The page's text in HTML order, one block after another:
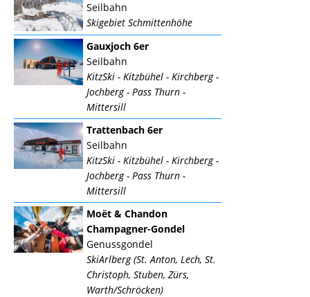
Seilbahn
Skigebiet Schmittenhöhe
Gauxjoch 6er
Seilbahn
KitzSki - Kitzbühel - Kirchberg -
Jochberg - Pass Thurn -
Mittersill
Trattenbach 6er
Seilbahn
KitzSki - Kitzbühel - Kirchberg -
Jochberg - Pass Thurn -
Mittersill
Moët & Chandon
Champagner-Gondel
Genussgondel
SkiArlberg (St. Anton, Lech, St.
Christoph, Stuben, Zürs,
Warth/Schröcken)